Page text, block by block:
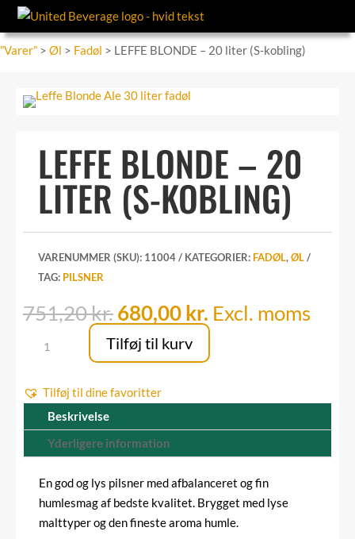
”Varer” > Øl > Fadøl > LEFFE BLONDE – 20 liter (S-kobling)
LEFFE BLONDE – 20
LITER (S-KOBLING)
VARENUMMER (SKU): 11004 KATEGORIER: FADØL,ØL
TAG: PILSNER
751,20kr.Den
oprindelige
pris
var:
751,20 kr..
680,00kr.Den
aktuelle
pris
Excl. moms
BLONDE
20
(S-
Tilføj til kurv
Tilføj til dine favoritter
Beskrivelse
Yderligere information
En god og lys pilsner med afbalanceret og fin
humlesmag af bedste kvalitet. Brygget med lyse
malttyper og den fineste aroma humle.